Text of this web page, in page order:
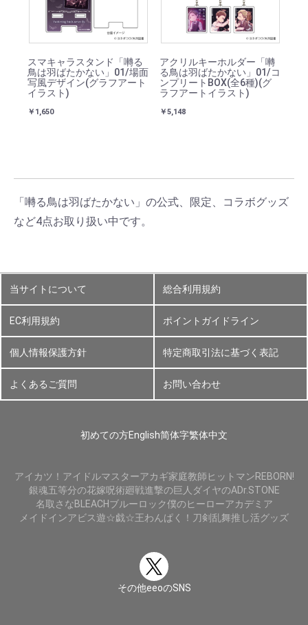
スマキャラスタンド「囀る
鳥は羽ばたかない」01/場面
写風デザイン(グラフアート
イラスト)
￥1,650
アクリルキーホルダー「囀
る鳥は羽ばたかない」01/コ
ンプリートBOX(全6種)(グ
ラフアートイラスト)
￥5,148
「囀る鳥は羽ばたかない」の公式、限定、コラボグッズ
など4点お取り扱い中です。
当サイトについて 総合利用規約
EC利用規約 ポイントガイドライン
個人情報保護方針 特定商取引法に基づく表記
よくあるご質問 お問い合わせ
初めての方English简体字繁体中文
アイカツ！ アイドルマスターアカギ家庭教師ヒットマンREBORN!
銀魂五等分の花嫁呪術廻戦進撃の巨人 ダイヤのADr.STONE
名取さなBLEACHブルーロック僕のヒーローアカデミア
メイドインアビス遊☆戯☆王わんぱく！刀剣乱舞推し活グッズ
その他eeoのSNS